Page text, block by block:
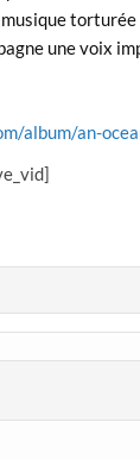
une voix
album/an-